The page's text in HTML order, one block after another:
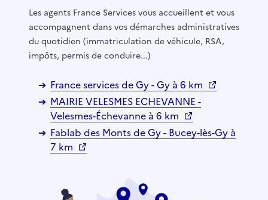
Les agents France Services vous accueillent et vous
accompagnent dans vos démarches administratives
du quotidien (immatriculation de véhicule, RSA,
impôts, permis de conduire...)
France services de Gy - Gy à 6 km
MAIRIE VELESMES ECHEVANNE -
Velesmes-Échevanne à 6 km
Fablab des Monts de Gy - Bucey-lès-Gy à
7 km